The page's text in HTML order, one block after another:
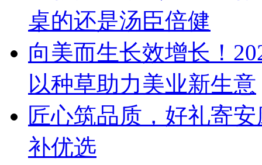
桌的还是汤臣倍健
向美而生长效增长！
以种草助力美业新生意
匠心筑品质，好礼寄
补优选